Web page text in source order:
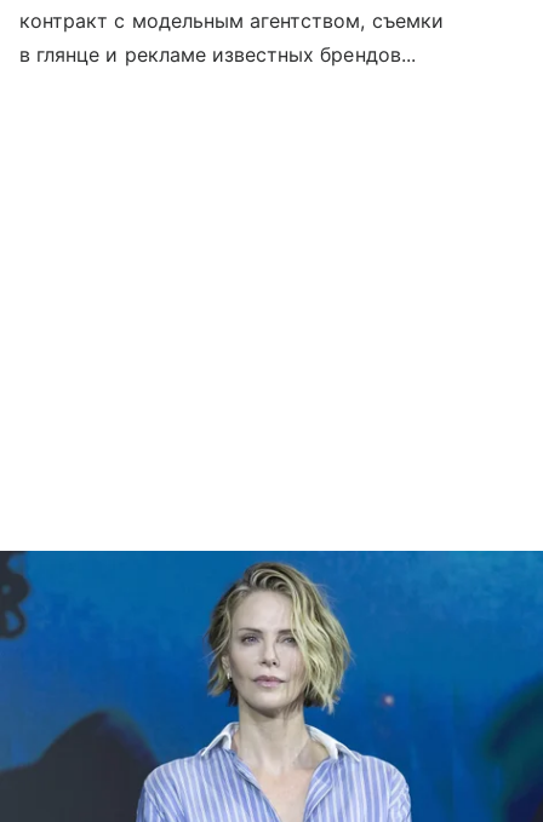
контракт с модельным агентством, съемки
в глянце и рекламе известных брендов...